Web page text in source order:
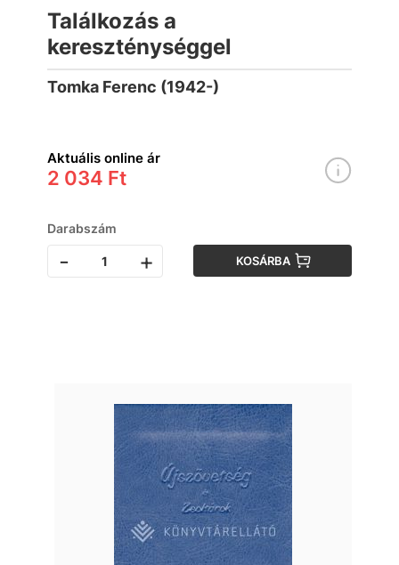
Találkozás a
kereszténységgel
Tomka Ferenc (1942-)
Aktuális online ár
2 034 Ft
Darabszám
- + KOSÁRBA